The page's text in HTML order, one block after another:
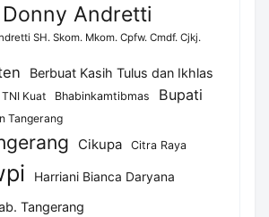
Andretti
SH. Skom. Mkom. Cpfw. Cmdf. Cjkj.
Berbuat Kasih Tulus dan Ikhlas
Kuat Bhabinkamtibmas Bupati
Tangerang
Cikupa Citra Raya
Harriani Bianca Daryana
Tangerang